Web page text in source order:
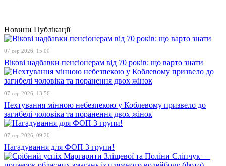
Новини Публікації
07 сер 2026, 15:00
Вікові надбавки пенсіонерам від 70 років: що варто знати
07 сер 2026, 13:56
Нехтування мінною небезпекою у Коблевому призвело до
загибелі чоловіка та поранення двох жінок
07 сер 2026, 09:20
Нагадування для ФОП 3 групи!